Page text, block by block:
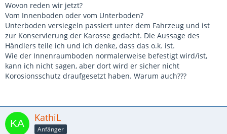
Wovon reden wir jetzt?
Vom Innenboden oder vom Unterboden?
Unterboden versiegeln passiert unter dem Fahrzeug und ist
zur Konservierung der Karosse gedacht. Die Aussage des
Händlers teile ich und ich denke, dass das o.k. ist.
Wie der Innenraumboden normalerweise befestigt wird/ist,
kann ich nicht sagen, aber dort wird er sicher nicht
Korosionsschutz draufgesetzt haben. Warum auch???
KathiL
Anfänger